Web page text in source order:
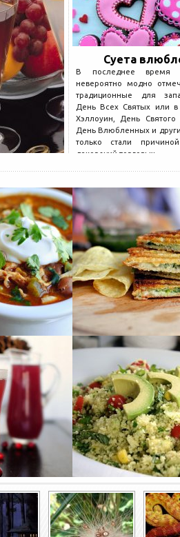
Суета
В последнее время
невероятно модно
традиционные для
День Всех Святых или в
Хэллоуин, День Святого
День Влюбленных и
только стали причиной
декораций торговых...